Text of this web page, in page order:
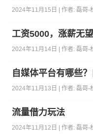
2024年11月15日 | 作者:磊哥-
工资5000，涨薪无
2024年11月14日 | 作者:磊哥-
自媒体平台有哪些
2024年11月13日 | 作者:磊哥-
流量借力玩法
2024年11月12日 | 作者:磊哥-